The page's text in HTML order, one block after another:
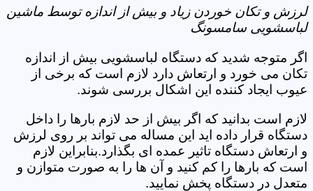
لرزش و تکان خوردن زیاد و بیش از اندازه توسط ماشین
لباسشویی سامسونگ
اگر متوجه شدید که دستگاه لباسشویی بیش از اندازه
تکان می خورد و ارتعاش دارد لازم است که برخی از
عیوب ایجاد کننده این اشکال بررسی شوند.
لازم است بدانید که اگر بیش از حد لازم بارها را داخل
دستگاه قرار داده اید این مساله می تواند بر روی لرزش
و ارتعاش دستگاه تاثیر عمده ای بگذارد.بنابراین لازم
است که بارها را کم کنید و آن ها را به صورت متوازن و
متعدل در دستگاه پخش نمایید.